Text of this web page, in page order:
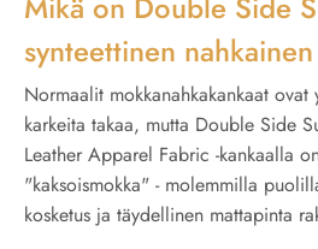
synteettinen
Normaalit mokkanahkakankaat ovat
karkeita takaa, mutta Double Side
Leather Apparel Fabric -kankaalla
"kaksoismokka" - molemmilla
kosketus ja täydellinen mattapinta